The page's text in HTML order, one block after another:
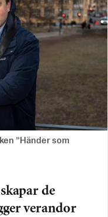
”Händer som
de
verandor